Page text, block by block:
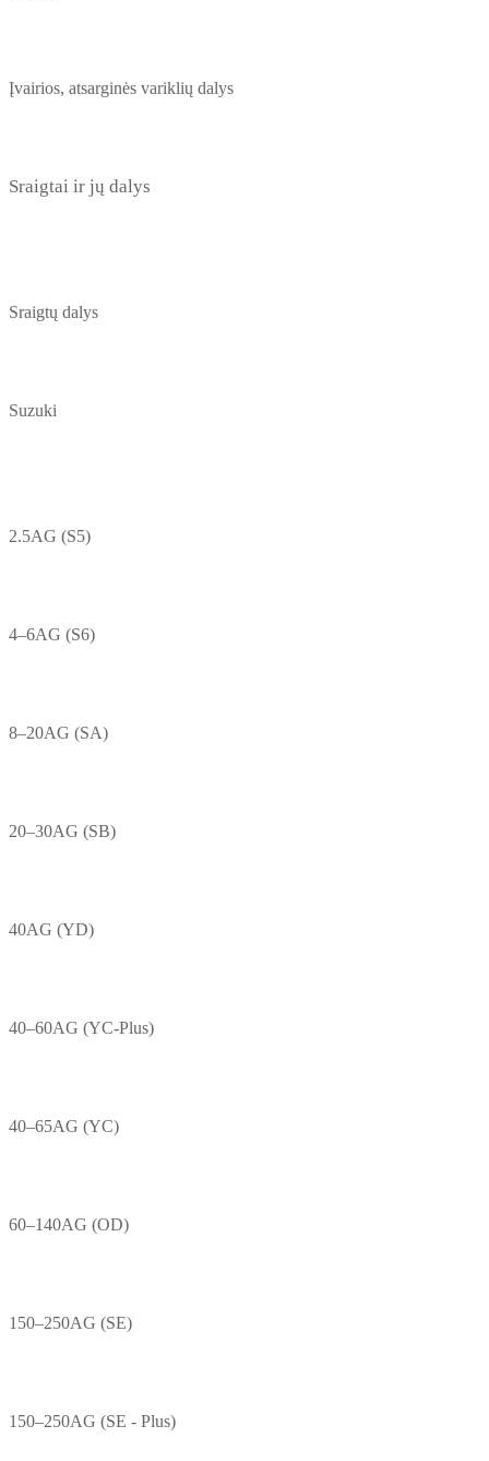
Įvairios, atsarginės variklių dalys
Sraigtai ir jų dalys
Sraigtų dalys
Suzuki
2.5AG (S5)
4–6AG (S6)
8–20AG (SA)
20–30AG (SB)
40AG (YD)
40–60AG (YC-Plus)
40–65AG (YC)
60–140AG (OD)
150–250AG (SE)
150–250AG (SE - Plus)